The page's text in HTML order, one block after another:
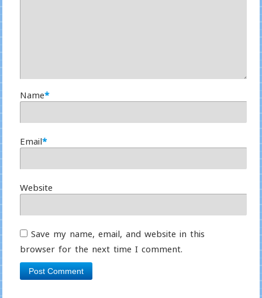
Name*
Email*
Website
Save my name, email, and website in this
browser for the next time I comment.